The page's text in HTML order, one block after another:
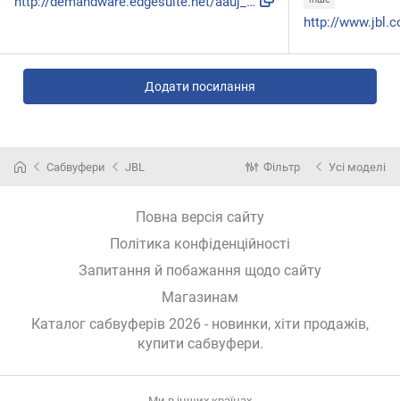
Додати посилання
Сабвуфери JBL Фільтр Усі моделі
Повна версія сайту
Політика конфіденційності
Запитання й побажання щодо сайту
Магазинам
Каталог сабвуферів 2026 - новинки, хіти продажів,
купити сабвуфери.